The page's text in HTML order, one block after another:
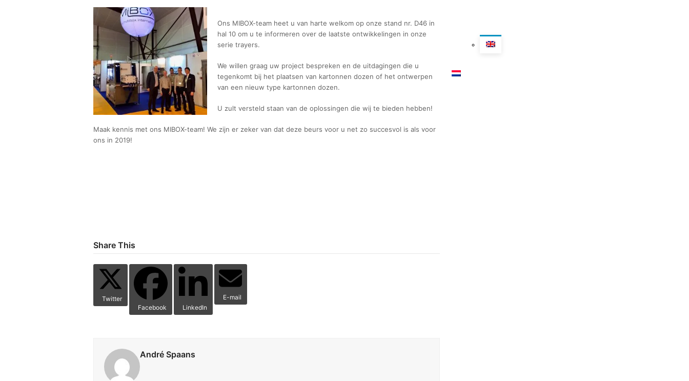
Ons MIBOX-team heet u van harte welkom op onze stand nr. D46 in
hal 10 om u te informeren over de laatste ontwikkelingen in onze
serie trayers.
We willen graag uw project bespreken en de uitdagingen die u
tegenkomt bij het plaatsen van kartonnen dozen of het ontwerpen
van een nieuw type kartonnen dozen.
U zult versteld staan van de oplossingen die wij te bieden hebben!
Maak kennis met ons MIBOX-team! We zijn er zeker van dat deze beurs voor u net zo succesvol is als voor
ons in 2019!
Share This
Twitter
Facebook
LinkedIn
E-mail
André Spaans